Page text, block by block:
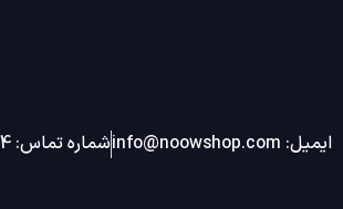
ایمیل: info@noowshop.com شماره تماس: 09177277704